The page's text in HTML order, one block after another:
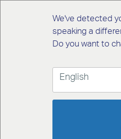
We've detected
speaking a
Do you want to
English